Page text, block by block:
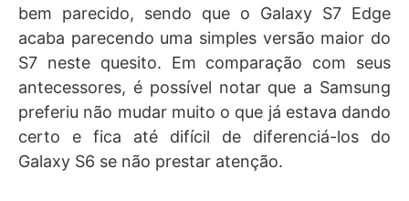
bem parecido, sendo que o Galaxy S7 Edge
acaba parecendo uma simples versão maior do
S7 neste quesito. Em comparação com seus
antecessores, é possível notar que a Samsung
preferiu não mudar muito o que já estava dando
certo e fica até difícil de diferenciá-los do
Galaxy S6 se não prestar atenção.